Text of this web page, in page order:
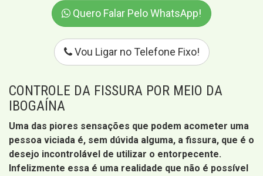
Quero Falar Pelo WhatsApp!
Vou Ligar no Telefone Fixo!
CONTROLE DA FISSURA POR MEIO DA
IBOGAÍNA
Uma das piores sensações que podem acometer uma
pessoa viciada é, sem dúvida alguma, a fissura, que é o
desejo incontrolável de utilizar o entorpecente.
Infelizmente essa é uma realidade que não é possível